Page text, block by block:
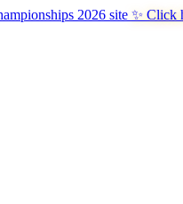
2026 site ✨ Click